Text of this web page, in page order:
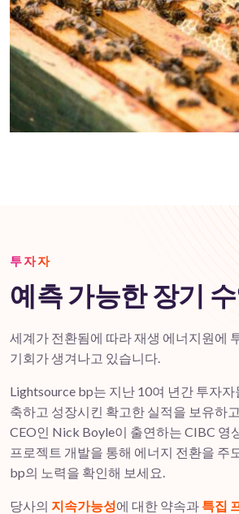
투자자
예측 가능한 장기
세계가 전환됨에 따라 재생 에너지원에
기회가 생겨나고 있습니다.
Lightsource bp는 지난 10여 년간 투자
축하고 성장시킨 확고한 실적을 보유하
CEO인 Nick Boyle이 출연하는 CIBC 영
프로젝트 개발을 통해 에너지 전환을 주
bp의 노력을 확인해 보세요.
당사의 지속가능성에 대한 약속과 특집